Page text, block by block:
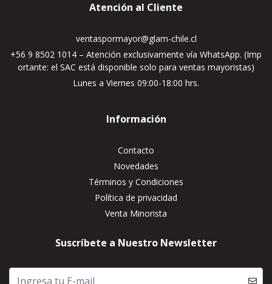
Atención al Cliente
ventaspormayor@glam-chile.cl
+56 9 8502 1014 – Atención exclusivamente vía WhatsApp. (Imp
ortante: el SAC está disponible solo para ventas mayoristas)
Lunes a Viernes 09:00-18:00 hrs.
Información
Contacto
Novedades
Términos y Condiciones
Política de privacidad
Venta Minorista
Suscríbete a Nuestro Newsletter